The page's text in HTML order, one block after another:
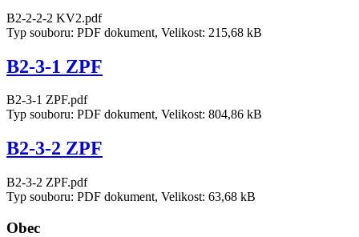
B2-2-2-2 KV2.pdf
Typ souboru: PDF dokument, Velikost: 215,68 kB
B2-3-1 ZPF
B2-3-1 ZPF.pdf
Typ souboru: PDF dokument, Velikost: 804,86 kB
B2-3-2 ZPF
B2-3-2 ZPF.pdf
Typ souboru: PDF dokument, Velikost: 63,68 kB
Obec